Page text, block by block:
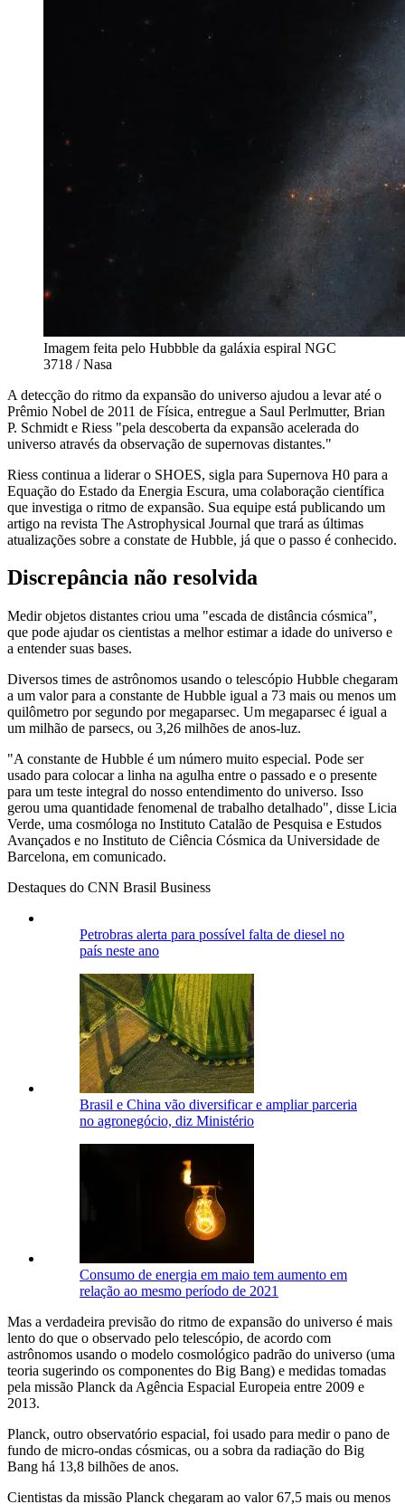
Imagem feita pelo Hubbble da galáxia espiral NGC
3718 / Nasa
A detecção do ritmo da expansão do universo ajudou a levar até o
Prêmio Nobel de 2011 de Física, entregue a Saul Perlmutter, Brian
P. Schmidt e Riess "pela descoberta da expansão acelerada do
universo através da observação de supernovas distantes."
Riess continua a liderar o SHOES, sigla para Supernova H0 para a
Equação do Estado da Energia Escura, uma colaboração científica
que investiga o ritmo de expansão. Sua equipe está publicando um
artigo na revista The Astrophysical Journal que trará as últimas
atualizações sobre a constate de Hubble, já que o passo é conhecido.
Discrepância não resolvida
Medir objetos distantes criou uma "escada de distância cósmica",
que pode ajudar os cientistas a melhor estimar a idade do universo e
a entender suas bases.
Diversos times de astrônomos usando o telescópio Hubble chegaram
a um valor para a constante de Hubble igual a 73 mais ou menos um
quilômetro por segundo por megaparsec. Um megaparsec é igual a
um milhão de parsecs, ou 3,26 milhões de anos-luz.
"A constante de Hubble é um número muito especial. Pode ser
usado para colocar a linha na agulha entre o passado e o presente
para um teste integral do nosso entendimento do universo. Isso
gerou uma quantidade fenomenal de trabalho detalhado", disse Licia
Verde, uma cosmóloga no Instituto Catalão de Pesquisa e Estudos
Avançados e no Instituto de Ciência Cósmica da Universidade de
Barcelona, em comunicado.
Destaques do CNN Brasil Business
Petrobras alerta para possível falta de diesel no
país neste ano
Brasil e China vão diversificar e ampliar parceria
no agronegócio, diz Ministério
Consumo de energia em maio tem aumento em
relação ao mesmo período de 2021
Mas a verdadeira previsão do ritmo de expansão do universo é mais
lento do que o observado pelo telescópio, de acordo com
astrônomos usando o modelo cosmológico padrão do universo (uma
teoria sugerindo os componentes do Big Bang) e medidas tomadas
pela missão Planck da Agência Espacial Europeia entre 2009 e
2013.
Planck, outro observatório espacial, foi usado para medir o pano de
fundo de micro-ondas cósmicas, ou a sobra da radiação do Big
Bang há 13,8 bilhões de anos.
Cientistas da missão Planck chegaram ao valor 67,5 mais ou menos